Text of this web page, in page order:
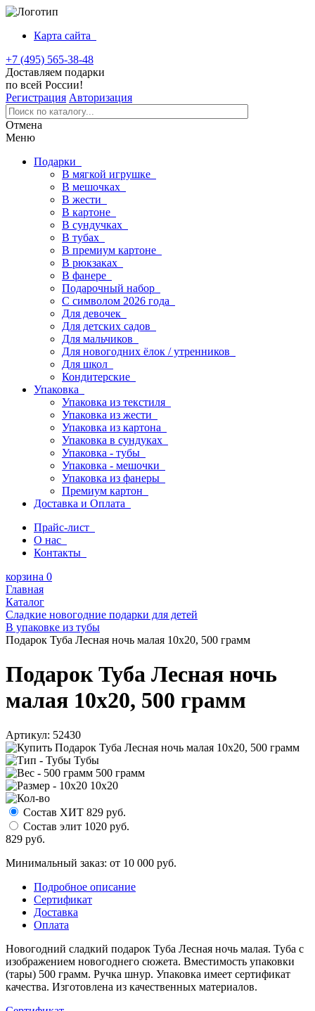
Карта сайта
+7 (495) 565-38-48
Доставляем подарки
по всей России!
Регистрация Авторизация
Отмена
Меню
Подарки
В мягкой игрушке
В мешочках
В жести
В картоне
В сундучках
В тубах
В премиум картоне
В рюкзаках
В фанере
Подарочный набор
С символом 2026 года
Для девочек
Для детских садов
Для мальчиков
Для новогодних ёлок / утренников
Для школ
Кондитерские
Упаковка
Упаковка из текстиля
Упаковка из жести
Упаковка из картона
Упаковка в сундуках
Упаковка - тубы
Упаковка - мешочки
Упаковка из фанеры
Премиум картон
Доставка и Оплата
Прайс-лист
О нас
Контакты
корзина 0
Главная
Каталог
Сладкие новогодние подарки для детей
В упаковке из тубы
Подарок Туба Лесная ночь малая 10х20, 500 грамм
Подарок Туба Лесная ночь
малая 10х20, 500 грамм
Артикул: 52430
Тубы
500 грамм
10х20
Состав ХИТ 829 руб.
Состав элит 1020 руб.
829 руб.
Минимальный заказ: от 10 000 руб.
Подробное описание
Сертификат
Доставка
Оплата
Новогодний сладкий подарок Туба Лесная ночь малая. Туба с
изображением новогоднего сюжета. Вместимость упаковки
(тары) 500 грамм. Ручка шнур. Упаковка имеет сертификат
качества. Изготовлена из качественных материалов.